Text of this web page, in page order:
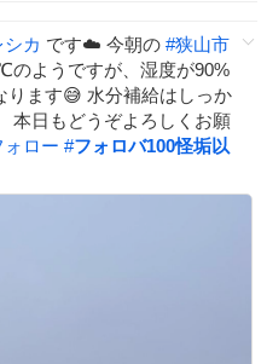
カ です☁️ 今朝の #狭山市
のようですが、湿度が90%
ります😅 水分補給はしっか
本日もどうぞよろしくお願
ロー #フォロバ100怪垢以